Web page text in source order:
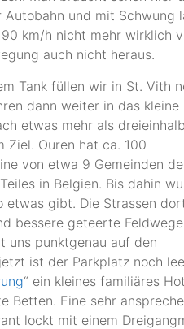
und mit Schwung
90 km/h nicht mehr wirklich
auch nicht heraus.
Tank füllen wir in St. Vith
dann weiter in das kleine
etwas mehr als dreieinhalb
Ziel. Ouren hat ca. 100
von etwa 9 Gemeinden
in Belgien. Bis dahin
etwas gibt. Die Strassen
bessere geteerte
uns punktgenau auf den
ist der Parkplatz noch
“ ein kleines familiäres
Betten. Eine sehr
lockt mit einem